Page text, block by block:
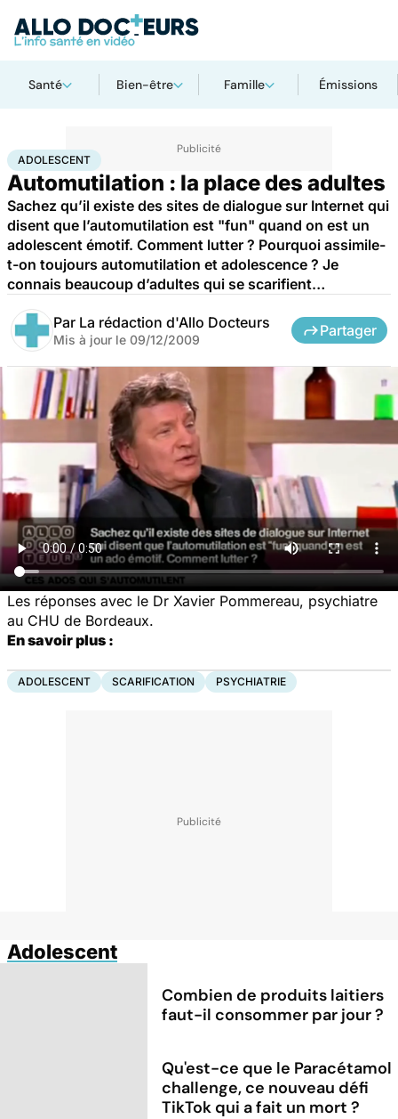
Santé Bien-être Famille Émissions
AccueilBien-êtrePsycho Adolescent
ADOLESCENT
Automutilation : la place des adultes
Sachez qu’il existe des sites de dialogue sur Internet qui
disent que l’automutilation est "fun" quand on est un
adolescent émotif. Comment lutter ? Pourquoi assimile-
t-on toujours automutilation et adolescence ? Je
connais beaucoup d’adultes qui se scarifient…
Par La rédaction d'Allo Docteurs
Mis à jour le 09/12/2009
Partager
Les réponses avec le Dr Xavier Pommereau, psychiatre
au CHU de Bordeaux.
En savoir plus :
ADOLESCENT SCARIFICATION PSYCHIATRIE
Adolescent
Combien de produits laitiers
faut-il consommer par jour ?
Qu'est-ce que le Paracétamol
challenge, ce nouveau défi
TikTok qui a fait un mort ?